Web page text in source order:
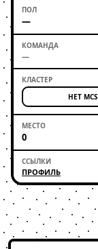
—
—
НЕТ MCS
0
ПРОФИЛЬ